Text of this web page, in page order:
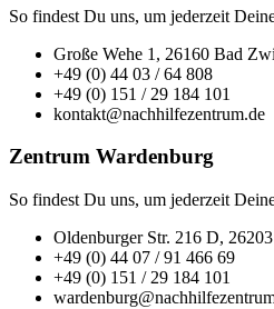
So findest Du uns, um jederzeit
Große Wehe 1, 26160 Bad
+49 (0) 44 03 / 64 808
+49 (0) 151 / 29 184 101
kontakt@nachhilfezentrum.de
Zentrum Wardenburg
So findest Du uns, um jederzeit
Oldenburger Str. 216 D,
+49 (0) 44 07 / 91 466 69
+49 (0) 151 / 29 184 101